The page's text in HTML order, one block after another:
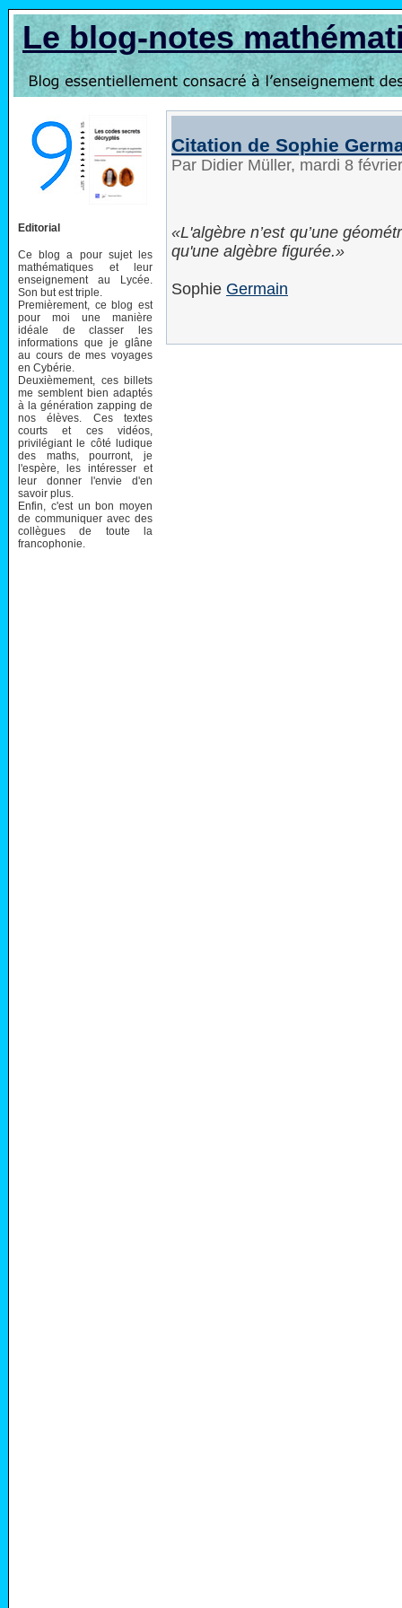
Le blog-notes
Editorial
Ce blog a pour sujet les
mathématiques et leur
enseignement au Lycée.
Son but est triple.
Premièrement, ce blog est
pour moi une manière
idéale de classer les
informations que je glâne
au cours de mes voyages
en Cybérie.
Deuxièmement, ces billets
me semblent bien adaptés
à la génération zapping de
nos élèves. Ces textes
courts et ces vidéos,
privilégiant le côté ludique
des maths, pourront, je
l'espère, les intéresser et
leur donner l'envie d'en
savoir plus.
Enfin, c'est un bon moyen
de communiquer avec des
collègues de toute la
francophonie.
Citation de Sophie
Par Didier Müller, mardi 8
L'algèbre n’est qu’une
qu'une algèbre figurée.
Sophie Germain